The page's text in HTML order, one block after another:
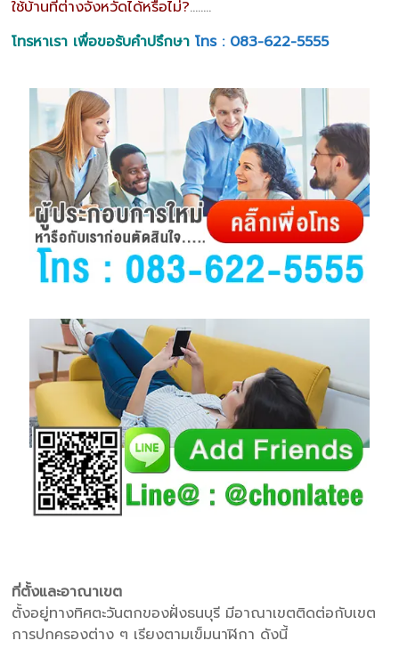
ใช้บ้านที่ต่างจังหวัดได้หรือไม่?……..
โทรหาเรา เพื่อขอรับคำปรึกษา โทร : 083-622-5555
ที่ตั้งและอาณาเขต
ตั้งอยู่ทางทิศตะวันตกของฝั่งธนบุรี มีอาณาเขตติดต่อกับเขต
การปกครองต่าง ๆ เรียงตามเข็มนาฬิกา ดังนี้